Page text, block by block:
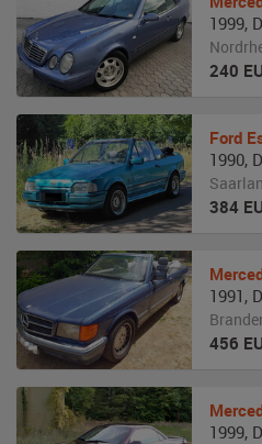
1999,
240
Ford
1990,
384
1991 ,
456
1999,